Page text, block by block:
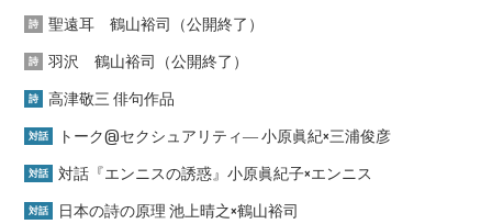
詩 聖遠耳 鶴山裕司（公開終了）
詩 羽沢 鶴山裕司（公開終了）
詩 高津敬三 俳句作品
対話 トーク@セクシュアリティ― 小原眞紀×三浦俊彦
対話 対話『エンニスの誘惑』小原眞紀子×エンニス
対話 日本の詩の原理 池上晴之×鶴山裕司